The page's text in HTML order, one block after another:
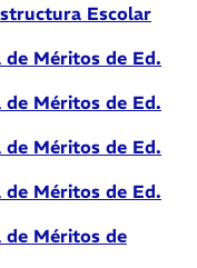
Escolar
Méritos de Ed.
Méritos de Ed.
Méritos de Ed.
Méritos de Ed.
Méritos de